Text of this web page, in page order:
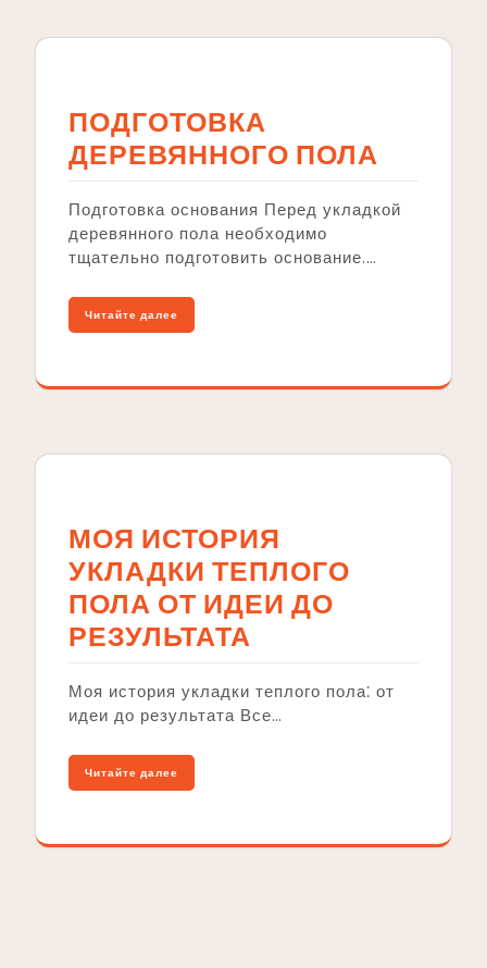
ПОДГОТОВКА
ДЕРЕВЯННОГО ПОЛА
Подготовка основания Перед укладкой
деревянного пола необходимо
тщательно подготовить основание.…
Читайте далее
МОЯ ИСТОРИЯ
УКЛАДКИ ТЕПЛОГО
ПОЛА ОТ ИДЕИ ДО
РЕЗУЛЬТАТА
Моя история укладки теплого пола⁚ от
идеи до результата Все…
Читайте далее